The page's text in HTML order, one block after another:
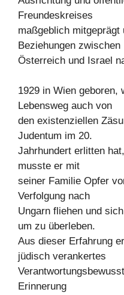
Freundeskreises
maßgeblich
Beziehungen zwischen
Österreich und Israel
1929 in Wien geboren,
Lebensweg auch von
den existenziellen
Judentum im 20.
Jahrhundert erlitten
musste er mit
seiner Familie Opfer
Verfolgung nach
Ungarn fliehen und
um zu überleben.
Aus dieser Erfahrung
jüdisch verankertes
Erinnerung